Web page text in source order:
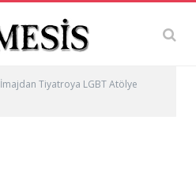
İmajdan Tiyatroya LGBT Atölye